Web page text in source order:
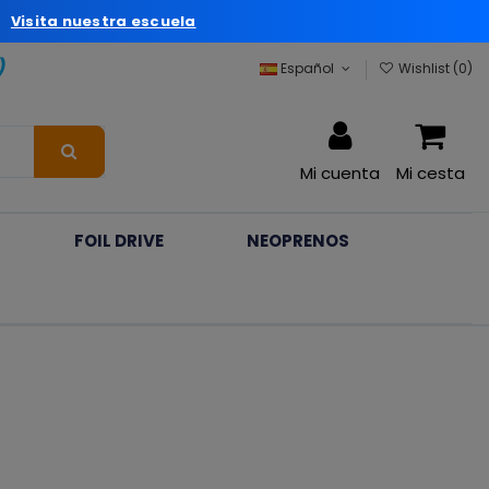
Español Wishlist (0)
Mi cuenta Mi cesta
FOIL DRIVE NEOPRENOS
Visita nuestra escuela